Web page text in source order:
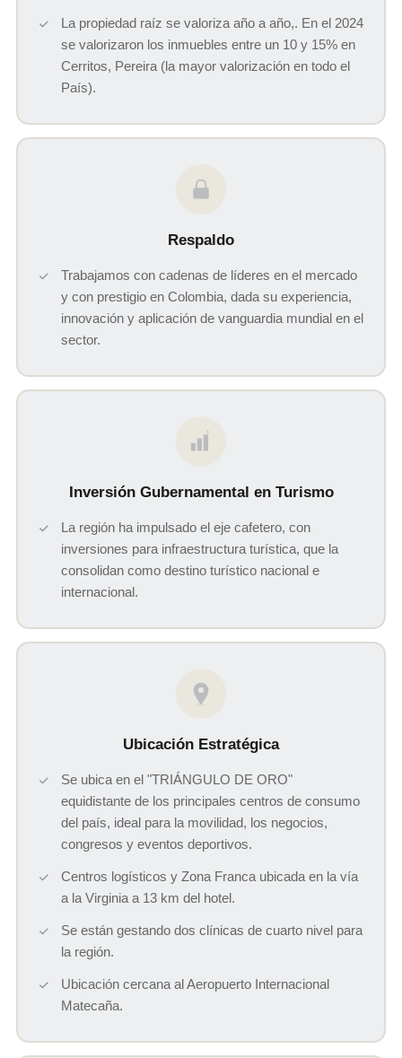
La propiedad raíz se valoriza año a año,. En el 2024
se valorizaron los inmuebles entre un 10 y 15% en
Cerritos, Pereira (la mayor valorización en todo el
País).
Respaldo
Trabajamos con cadenas de líderes en el mercado
y con prestigio en Colombia, dada su experiencia,
innovación y aplicación de vanguardia mundial en el
sector.
$
Inversión Gubernamental en Turismo
La región ha impulsado el eje cafetero, con
inversiones para infraestructura turística, que la
consolidan como destino turístico nacional e
internacional.
Ubicación Estratégica
Se ubica en el "TRIÁNGULO DE ORO"
equidistante de los principales centros de consumo
del país, ideal para la movilidad, los negocios,
congresos y eventos deportivos.
Centros logísticos y Zona Franca ubicada en la vía
a la Virginia a 13 km del hotel.
Se están gestando dos clínicas de cuarto nivel para
la región.
Ubicación cercana al Aeropuerto Internacional
Matecaña.